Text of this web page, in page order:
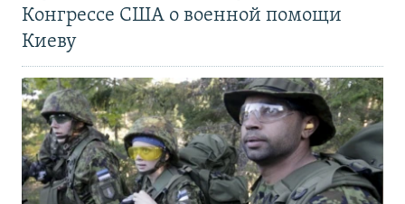
Конгрессе США о военной помощи
Киеву